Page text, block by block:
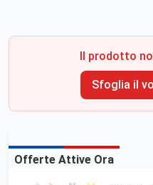
Il prodotto
Sfoglia il
Offerte Attive Ora